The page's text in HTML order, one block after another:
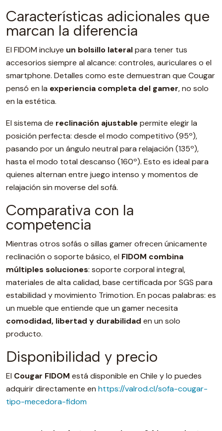
Características adicionales que
marcan la diferencia
El FIDOM incluye un bolsillo lateralpara tener tus
accesorios siempre al alcance: controles, auriculares o el
smartphone. Detalles como este demuestran que Cougar
pensó en la experiencia completa del gamer, no solo
en la estética.
El sistema de reclinación ajustable permite elegir la
posición perfecta: desde el modo competitivo (95º),
pasando por un ángulo neutral para relajación (135º),
hasta el modo total descanso (160º). Esto es ideal para
quienes alternan entre juego intenso y momentos de
relajación sin moverse del sofá.
Comparativa con la
competencia
Mientras otros sofás o sillas gamer ofrecen únicamente
reclinación o soporte básico, el FIDOM combina
múltiples soluciones: soporte corporal integral,
materiales de alta calidad, base certificada por SGS para
estabilidad y movimiento Trimotion. En pocas palabras: es
un mueble que entiende que un gamer necesita
comodidad, libertad y durabilidad en un solo
producto.
Disponibilidad y precio
El Cougar FIDOM está disponible en Chile y lo puedes
adquirir directamente en https://valrod.cl/sofa-cougar-
tipo-mecedora-fidom